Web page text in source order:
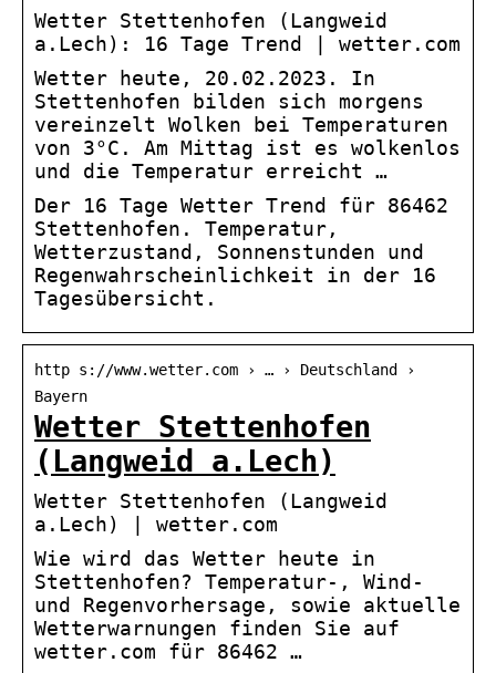
Wetter Stettenhofen (Langweid
a.Lech): 16 Tage Trend | wetter.com
Wetter heute, 20.02.2023. In
Stettenhofen bilden sich morgens
vereinzelt Wolken bei Temperaturen
von 3°C. Am Mittag ist es wolkenlos
und die Temperatur erreicht …
Der 16 Tage Wetter Trend für 86462
Stettenhofen. Temperatur,
Wetterzustand, Sonnenstunden und
Regenwahrscheinlichkeit in der 16
Tagesübersicht.
http s://www.wetter.com › … › Deutschland ›
Bayern
Wetter Stettenhofen
(Langweid a.Lech)
Wetter Stettenhofen (Langweid
a.Lech) | wetter.com
Wie wird das Wetter heute in
Stettenhofen? Temperatur-, Wind-
und Regenvorhersage, sowie aktuelle
Wetterwarnungen finden Sie auf
wetter.com für 86462 …